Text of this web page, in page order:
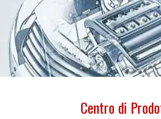
Centro di